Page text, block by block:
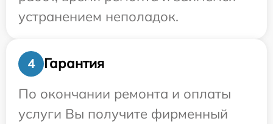
устранением неполадок.
4
Гарантия
По окончании ремонта и оплаты
услуги Вы получите фирменный